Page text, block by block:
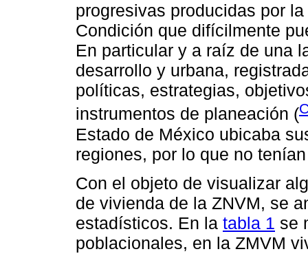
progresivas producidas por
Condición que difícilmente
En particular y a raíz de una
desarrollo y urbana,
políticas, estrategias,
instrumentos de planeación (
Estado de México ubicaba
regiones, por lo que no
Con el objeto de visualizar
de vivienda de la ZNVM, se
estadísticos. En la tabla 1 se
poblacionales, en la ZMVM